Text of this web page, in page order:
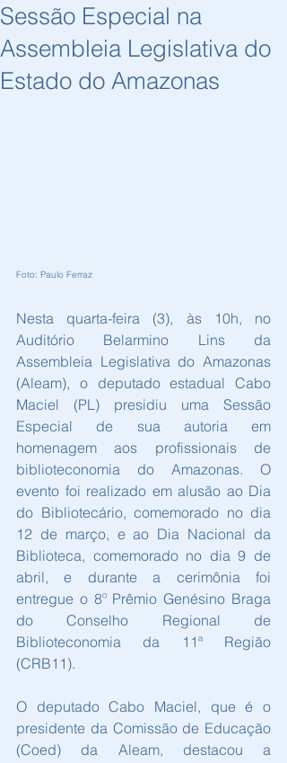
Sessão Especial na
Assembleia Legislativa do
Estado do Amazonas
Foto: Paulo Ferraz
Nesta quarta-feira (3), às 10h, no
Auditório Belarmino Lins da
Assembleia Legislativa do Amazonas
(Aleam), o deputado estadual Cabo
Maciel (PL) presidiu uma Sessão
Especial de sua autoria em
homenagem aos profissionais de
biblioteconomia do Amazonas. O
evento foi realizado em alusão ao Dia
do Bibliotecário, comemorado no dia
12 de março, e ao Dia Nacional da
Biblioteca, comemorado no dia 9 de
abril, e durante a cerimônia foi
entregue o 8º Prêmio Genésino Braga
do Conselho Regional de
Biblioteconomia da 11ª Região
(CRB11).
O deputado Cabo Maciel, que é o
presidente da Comissão de Educação
(Coed) da Aleam, destacou a